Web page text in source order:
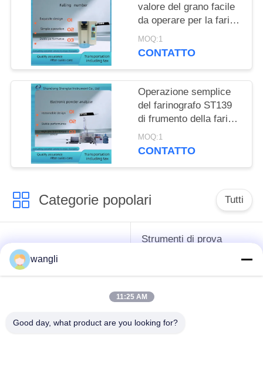
valore del grano facile
da operare per la farina
di frumento e la farina
ST006
MOQ:1
CONTATTO
Operazione semplice
del farinografo ST139
di frumento della farina
della pasta di reologia
dello strumento
MOQ:1
CONTATTO
Categorie popolari Tutti
strumenti difficili del
petrolio
Strumenti di prova
lubrificante
collaudo del
collaudo dell'olio del
wangli
11:25 AM
Good day, what product are you looking for?